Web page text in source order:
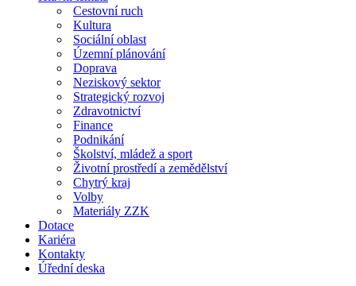
Cestovní ruch
Kultura
Sociální oblast
Územní plánování
Doprava
Neziskový sektor
Strategický rozvoj
Zdravotnictví
Finance
Podnikání
Školství, mládež a sport
Životní prostředí a zemědělství
Chytrý kraj
Volby
Materiály ZZK
Dotace
Kariéra
Kontakty
Úřední deska